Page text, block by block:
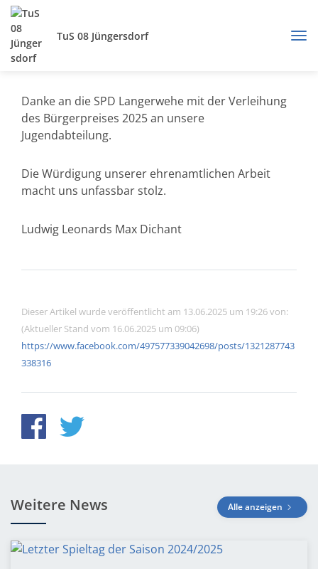
TuS 08 Jüngersdorf
Danke an die SPD Langerwehe mit der Verleihung
des Bürgerpreises 2025 an unsere
Jugendabteilung.
Die Würdigung unserer ehrenamtlichen Arbeit
macht uns unfassbar stolz.
Ludwig Leonards Max Dichant
Dieser Artikel wurde veröffentlicht am 13.06.2025 um 19:26 von:
(Aktueller Stand vom 16.06.2025 um 09:06)
https://www.facebook.com/497577339042698/posts/1321287743
338316
Weitere News Alle anzeigen